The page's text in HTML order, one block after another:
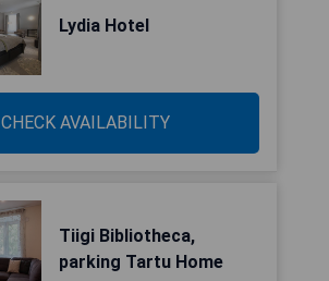
Lydia Hotel
CHECK AVAILABILITY
Tiigi Bibliotheca,
parking Tartu Home